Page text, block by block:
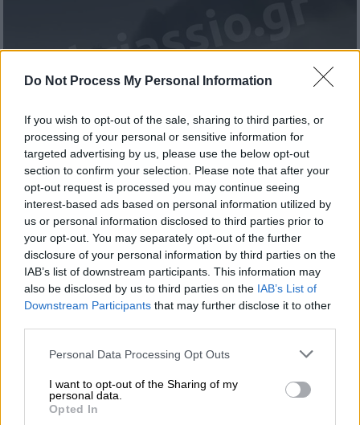
Do Not Process My Personal Information
If you wish to opt-out of the sale, sharing to third parties, or
processing of your personal or sensitive information for
targeted advertising by us, please use the below opt-out
section to confirm your selection. Please note that after your
opt-out request is processed you may continue seeing
interest-based ads based on personal information utilized by
us or personal information disclosed to third parties prior to
your opt-out. You may separately opt-out of the further
disclosure of your personal information by third parties on the
IAB’s list of downstream participants. This information may
also be disclosed by us to third parties on the IAB’s List of
Downstream Participants that may further disclose it to other
Please note that this website/app uses one or more Google
not limited to your visit or usage behaviour. You may click to
grant or deny consent to Google and its third-party tags to
use your data for below specified purposes in below Google
Personal Data Processing Opt Outs
I want to opt-out of the Sharing of my
personal data.
Opted In
Ελλάδα 11.10.2025 08:33
Υπό έλεγχο η φωτιά σε υπαίθριο χώρο
στον Ασπρόπυργο - Έκαψε λάστιχα και
κοντέινερ
Υπήρχαν αναφορές για ήχους εκρήξεων